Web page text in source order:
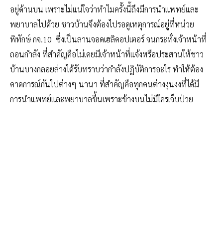
อยู่ด้านบน เพราะไม่แน่ใจว่าทำไมครั้งนี้ถึงมีการนำแพทย์และ
พยาบาลไปด้วย ชาวบ้านจึงต้องไปรอดูเหตุการณ์อยู่ที่หน่วย
พิทักษ์ กจ.10 ซึ่งเป็นลานจอดเฮลิคอปเตอร์ จนกระทั่งเจ้าหน้าที่
ถอนกำลัง ที่สำคัญคือไม่เคยมีเจ้าหน้าที่แจ้งหรือประสานให้ชาว
บ้านบางกลอยล่างได้รับทราบว่ากำลังปฏิบัติการอะไร ทำให้ต้อง
คาดการณ์กันไปต่างๆ นานา ที่สำคัญคือทุกคนต่างงุนงงที่ได้มี
การนำแพทย์และพยาบาลขึ้นเพราะข้างบนไม่มีใครเจ็บป่วย